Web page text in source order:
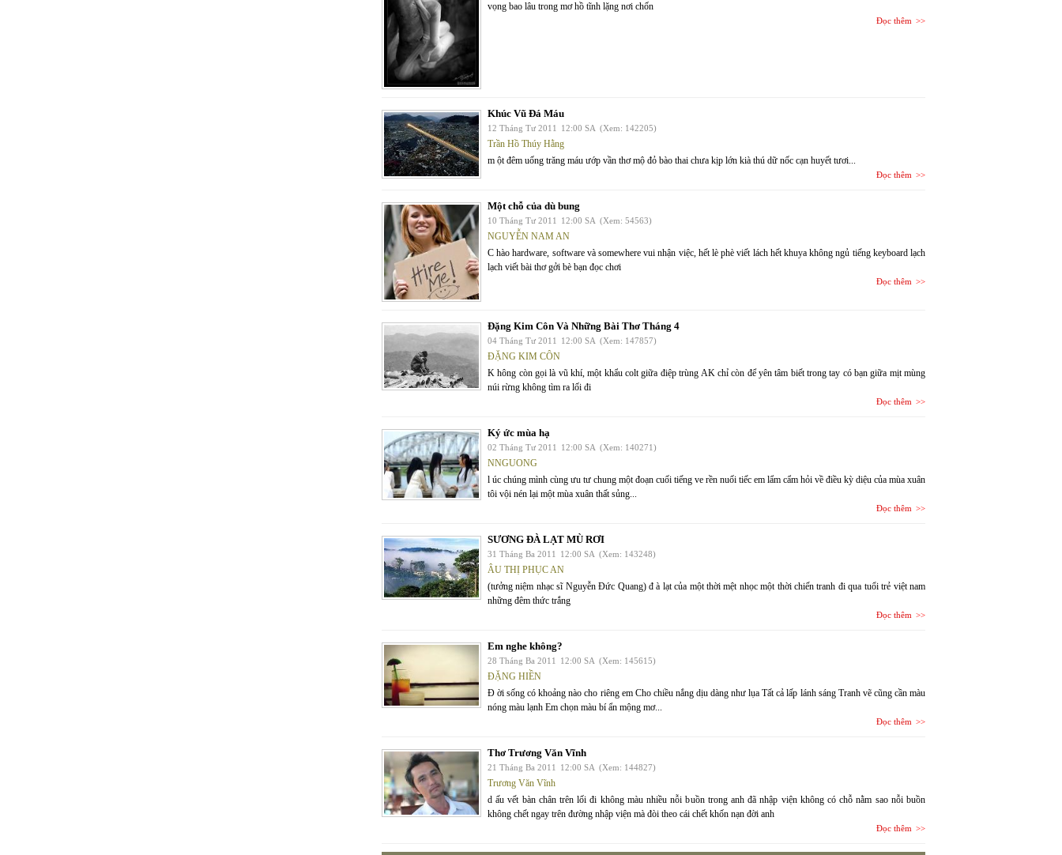
vọng bao lâu trong mơ hồ tĩnh lặng nơi chốn
Đọc thêm
Khúc Vũ Đá Máu
12 Tháng Tư 2011 12:00 SA (Xem: 142205)
Trần Hồ Thúy Hằng
m ột đêm uống trăng máu ướp vần thơ mộ đỏ bào thai chưa kịp lớn kià thú dữ nốc cạn huyết tươi...
Đọc thêm
Một chỗ của dù bung
10 Tháng Tư 2011 12:00 SA (Xem: 54563)
NGUYỄN NAM AN
C hào hardware, software và somewhere vui nhận việc, hết lè phè viết lách hết khuya không ngủ tiếng keyboard lạch
lạch viết bài thơ gởi bè bạn đọc chơi
Đọc thêm
Đặng Kim Côn Và Những Bài Thơ Tháng 4
04 Tháng Tư 2011 12:00 SA (Xem: 147857)
ĐẶNG KIM CÔN
K hông còn gọi là vũ khí, một khẩu colt giữa điệp trùng AK chỉ còn để yên tâm biết trong tay có bạn giữa mịt mùng
núi rừng không tìm ra lối đi
Đọc thêm
Ký ức mùa hạ
02 Tháng Tư 2011 12:00 SA (Xem: 140271)
NNGUONG
l úc chúng mình cùng ưu tư chung một đoạn cuối tiếng ve rền nuối tiếc em lẩm cẩm hỏi về điều kỳ diệu của mùa xuân
tôi vội nén lại một mùa xuân thất sủng...
Đọc thêm
SƯƠNG ĐÀ LẠT MÙ RƠI
31 Tháng Ba 2011 12:00 SA (Xem: 143248)
ÂU THỊ PHỤC AN
(tưởng niệm nhạc sĩ Nguyễn Đức Quang) đ à lạt của một thời mệt nhọc một thời chiến tranh đi qua tuổi trẻ việt nam
những đêm thức trắng
Đọc thêm
Em nghe không?
28 Tháng Ba 2011 12:00 SA (Xem: 145615)
ĐẶNG HIỀN
Đ ời sống có khoảng nào cho riêng em Cho chiều nắng dịu dàng như lụa Tất cả lấp lánh sáng Tranh vẽ cũng cần màu
nóng màu lạnh Em chọn màu bí ẩn mộng mơ...
Đọc thêm
Thơ Trương Văn Vĩnh
21 Tháng Ba 2011 12:00 SA (Xem: 144827)
Trương Văn Vĩnh
d ấu vết bàn chân trên lối đi không màu nhiều nỗi buồn trong anh đã nhập viện không có chỗ nằm sao nỗi buồn
không chết ngay trên đường nhập viện mà đòi theo cái chết khốn nạn đời anh
Đọc thêm